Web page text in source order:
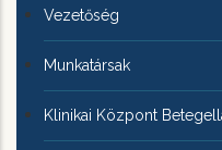
Vezetőség
Munkatársak
Klinikai Központ